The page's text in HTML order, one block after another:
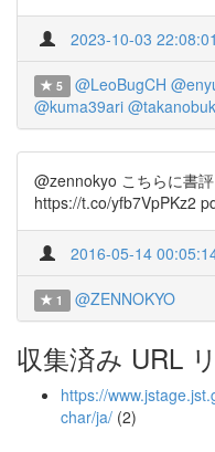
2023-10-03 22:08:01
5 @LeoBugCH
@kuma39ari
@zennokyo こちらに書評
https://t.co/yfb7VpPKz2
2016-05-14
1 @ZENNOKYO
収集済み URL
https://
char/ja/ (2)